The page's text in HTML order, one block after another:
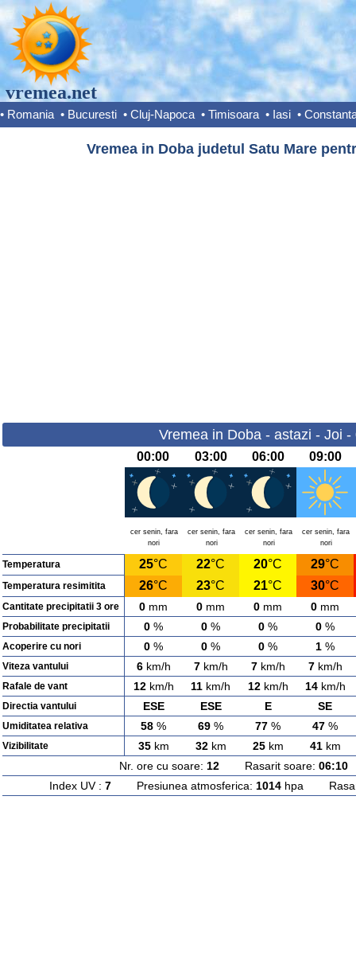
vremea.net
• Romania • Bucuresti • Cluj-Napoca • Timisoara • Iasi •
Vremea in Doba judetul Satu Mare
Vremea in Doba - astazi - Joi -
00:00 03:00 06:00 09:00
cer senin, fara
nori
cer senin, fara
nori
cer senin, fara
nori
cer senin, fara
nori
Temperatura 25°C 22°C 20°C 29°C
Temperatura resimitita 26°C 23°C 21°C 30°C
Cantitate precipitatii 3 ore 0 mm 0 mm 0 mm 0 mm
Probabilitate precipitatii 0 % 0 % 0 % 0 %
Acoperire cu nori 0 % 0 % 0 % 1 %
Viteza vantului 6km/h 7km/h 7km/h 7km/h
Rafale de vant 12km/h 11 km/h 12km/h 14km/h
Directia vantului ESE ESE E SE
Umiditatea relativa 58 % 69 % 77 % 47 %
Vizibilitate 35km 32km 25km 41km
Nr. ore cu soare: 12Rasarit soare: 06:10
Index UV : 7Presiunea atmosferica: 1014hpa